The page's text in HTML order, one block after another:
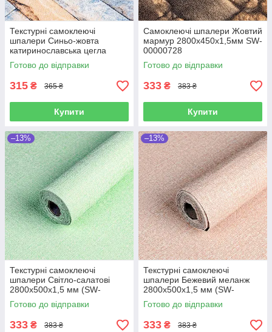
Текстурні самоклеючі
шпалери Синьо-жовта
катиринославська цегла
2800х500х2мм (SW-
00001785)
Готово до відправки
315 ₴ 365 ₴
Купити
Самоклеючі шпалери Жовтий
мармур 2800х450х1,5мм SW-
00000728
Готово до відправки
333 ₴ 383 ₴
Купити
–13%
Текстурні самоклеючі
шпалери Світло-салатові
2800х500х1,5 мм (SW-
00001159)
Готово до відправки
333 ₴ 383 ₴
–13%
Текстурні самоклеючі
шпалери Бежевий меланж
2800х500х1,5 мм (SW-
00002018
Готово до відправки
333 ₴ 383 ₴